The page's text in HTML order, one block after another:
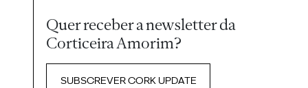
Quer receber a newsletter da
Corticeira Amorim?
SUBSCREVER CORK UPDATE